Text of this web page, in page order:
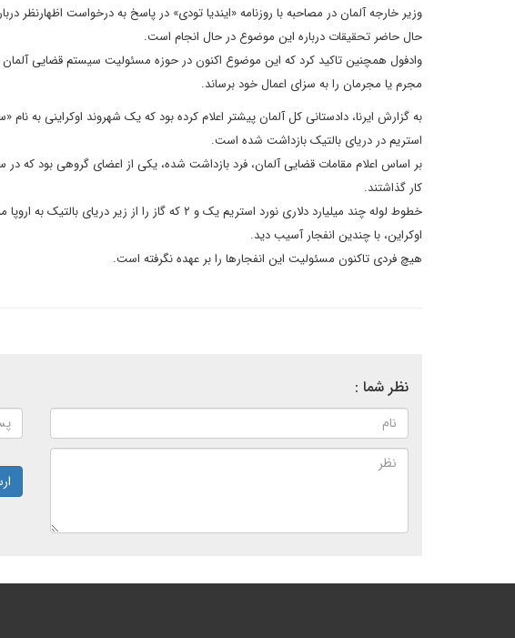
وزیر خارجه آلمان در مصاحبه با روزنامه «ایندیا تودی» در پاسخ به درخواست اظهارنظر
حال حاضر تحقیقات درباره این موضوع در حال انجام است.
وادفول همچنین تاکید کرد که این موضوع اکنون در حوزه مسئولیت سیستم قضایی
مجرم یا مجرمان را به سزای اعمال‌ خود برساند.
به گزارش ایرنا، دادستانی کل آلمان پیشتر اعلام کرده بود که یک شهروند اوکراینی به
استریم در دریای بالتیک بازداشت شده است.
کار گذاشتند.
اوکراین، با چندین انفجار آسیب دید.
هیچ فردی تاکنون مسئولیت این انفجارها را بر عهده نگرفته است.
نظر شما :